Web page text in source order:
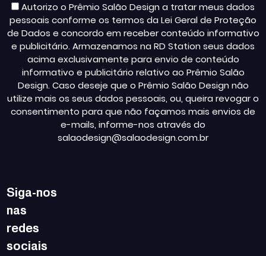
Autorizo o Prêmio Salão Design a tratar meus dados
pessoais conforme os termos da Lei Geral de Proteção
de Dados e concordo em receber conteúdo informativo
e publicitário. Armazenamos na RD Station seus dados
acima exclusivamente para envio de conteúdo
informativo e publicitário relativo ao Prêmio Salão
Design. Caso deseje que o Prêmio Salão Design não
utilize mais os seus dados pessoais, ou, queira revogar o
consentimento para que não façamos mais envios de
e-mails, informe-nos através do
salaodesign@salaodesign.com.br
Siga-nos
nas
redes
sociais